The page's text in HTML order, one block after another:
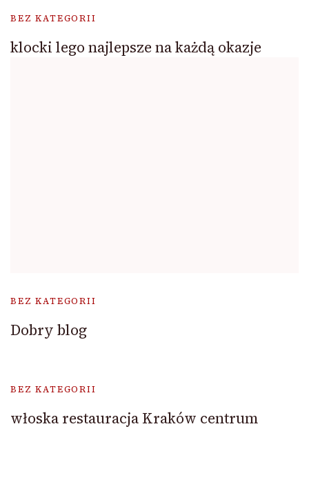
BEZ KATEGORII
klocki lego najlepsze na każdą okazje
BEZ KATEGORII
Dobry blog
BEZ KATEGORII
włoska restauracja Kraków centrum